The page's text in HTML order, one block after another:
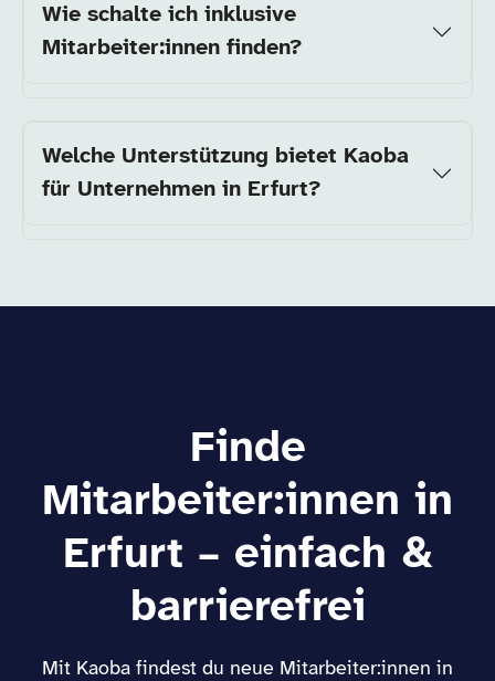
Wie schalte ich inklusive
Mitarbeiter:innen finden?
Welche Unterstützung bietet Kaoba
für Unternehmen in Erfurt?
Finde
Mitarbeiter:innen in
Erfurt – einfach &
barrierefrei
Mit Kaoba findest du neue Mitarbeiter:innen in